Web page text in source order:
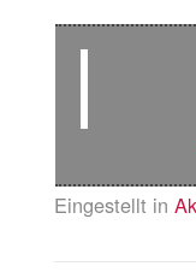
Eingestellt in